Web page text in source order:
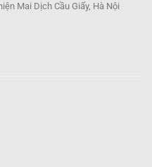
Mai Dịch Cầu Giấy, Hà Nội